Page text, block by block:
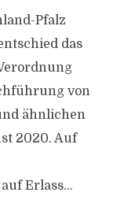
Pfalz
das
von
ähnlichen
2020. Auf
Erlass...